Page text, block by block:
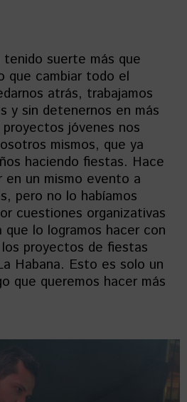
suerte más que
que cambiar todo el
atrás, trabajamos
y sin detenernos en más
jóvenes nos
mismos, que ya
haciendo fiestas. Hace
en un mismo evento a
pero no lo habíamos
cuestiones organizativas
lo logramos hacer con
proyectos de fiestas
Habana. Esto es solo un
que queremos hacer más